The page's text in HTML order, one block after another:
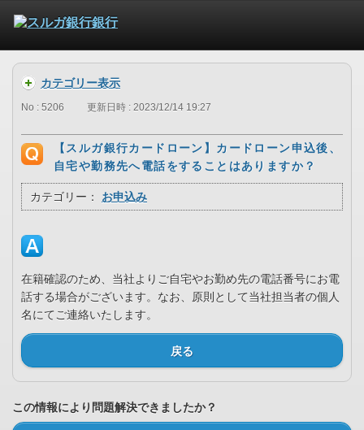
カテゴリー表示
No : 5206 更新日時 : 2023/12/14 19:27
【スルガ銀行カードローン】カードローン申込後、
自宅や勤務先へ電話をすることはありますか？
カテゴリー： お申込み
在籍確認のため、当社よりご自宅やお勤め先の電話番号にお電
話する場合がございます。なお、原則として当社担当者の個人
名にてご連絡いたします。
戻る
この情報により問題解決できましたか？